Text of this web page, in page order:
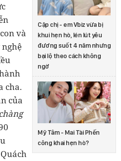
Cặp chị - em Vbiz vừa bị
khui hẹn hò, lén lút yêu
đương suốt 4 năm nhưng
bại lộ theo cách không
ngờ
Mỹ Tâm - Mai Tài Phến
công khai hẹn hò?
và
cha.
của